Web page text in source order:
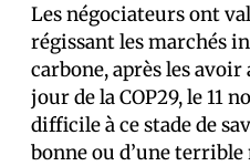
Les négociateurs ont
régissant les marchés
carbone, après les
jour de la COP29, le 11
difficile à ce stade de
bonne ou d’une terrible